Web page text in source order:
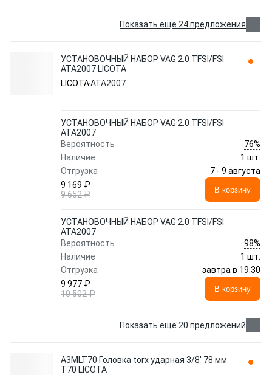
Показать еще 24 предложения
УСТАНОВОЧНЫЙ НАБОР VAG 2.0 TFSI/FSI
ATA2007 LICOTA
LICOTAATA2007
УСТАНОВОЧНЫЙ НАБОР VAG 2.0 TFSI/FSI
ATA2007
Вероятность
76%
Наличие
1 шт.
Отгрузка
7 - 9 августа
9 169 ₽
9 652 ₽
В корзину
УСТАНОВОЧНЫЙ НАБОР VAG 2.0 TFSI/FSI
ATA2007
Вероятность
98%
Наличие
1 шт.
Отгрузка
завтра в 19:30
9 977 ₽
10 502 ₽
В корзину
Показать еще 20 предложений
A3MLT70 Головка torx ударная 3/8' 78 мм
T70 LICOTA